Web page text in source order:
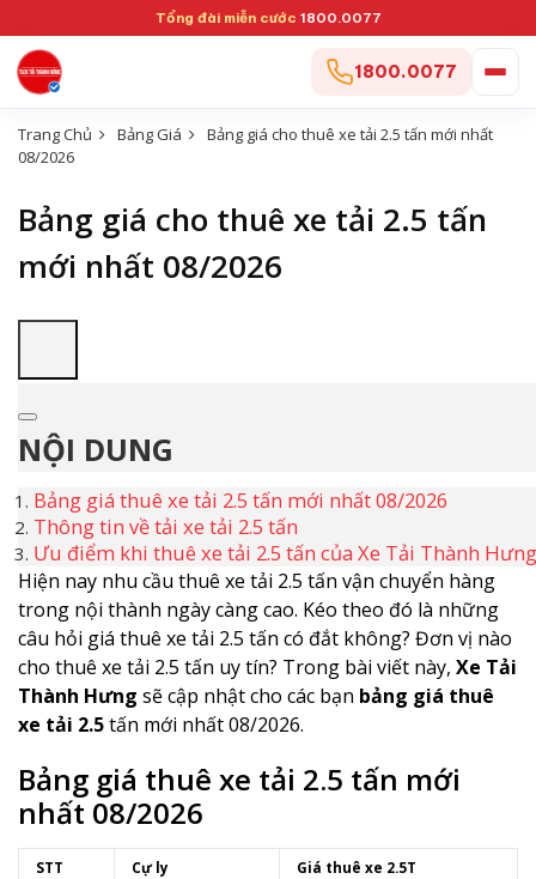
Tổng đài miễn cước 1800.0077
1800.0077
Trang Chủ Bảng Giá
Bảng giá cho thuê xe tải 2.5 tấn mới nhất
08/2026
Bảng giá cho thuê xe tải 2.5 tấn
mới nhất 08/2026
NỘI DUNG
Bảng giá thuê xe tải 2.5 tấn mới nhất 08/2026
Thông tin về tải xe tải 2.5 tấn
Ưu điểm khi thuê xe tải 2.5 tấn của Xe Tải Thành Hưng
Hiện nay nhu cầu thuê xe tải 2.5 tấn vận chuyển hàng
trong nội thành ngày càng cao. Kéo theo đó là những
câu hỏi giá thuê xe tải 2.5 tấn có đắt không? Đơn vị nào
cho thuê xe tải 2.5 tấn uy tín? Trong bài viết này, Xe Tải
Thành Hưng sẽ cập nhật cho các bạn bảng giá thuê
xe tải 2.5tấn mới nhất 08/2026.
Bảng giá thuê xe tải 2.5 tấn mới
nhất 08/2026
STT Cự ly Giá thuê xe 2.5T